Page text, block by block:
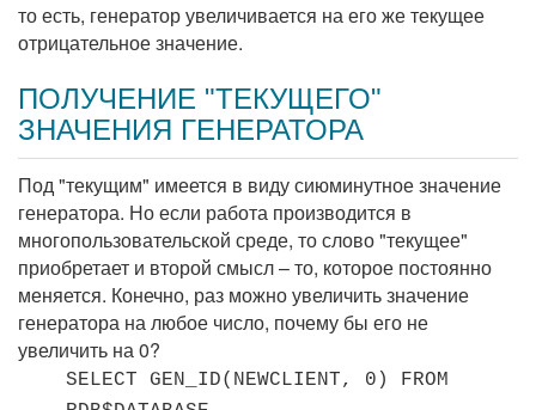
то есть, генератор увеличивается на его же текущее
отрицательное значение.
ПОЛУЧЕНИЕ "ТЕКУЩЕГО"
ЗНАЧЕНИЯ ГЕНЕРАТОРА
Под "текущим" имеется в виду сиюминутное значение
генератора. Но если работа производится в
многопользовательской среде, то слово "текущее"
приобретает и второй смысл – то, которое постоянно
меняется. Конечно, раз можно увеличить значение
генератора на любое число, почему бы его не
увеличить на 0?
SELECT GEN_ID(NEWCLIENT, 0) FROM